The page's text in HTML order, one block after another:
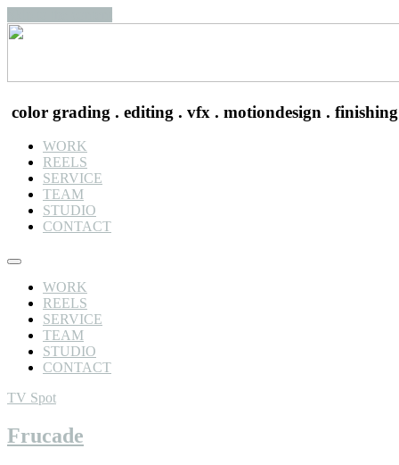
color grading . editing . vfx . motiondesign . finishing
WORK
REELS
SERVICE
TEAM
STUDIO
CONTACT
WORK
REELS
SERVICE
TEAM
STUDIO
CONTACT
TV Spot
Frucade